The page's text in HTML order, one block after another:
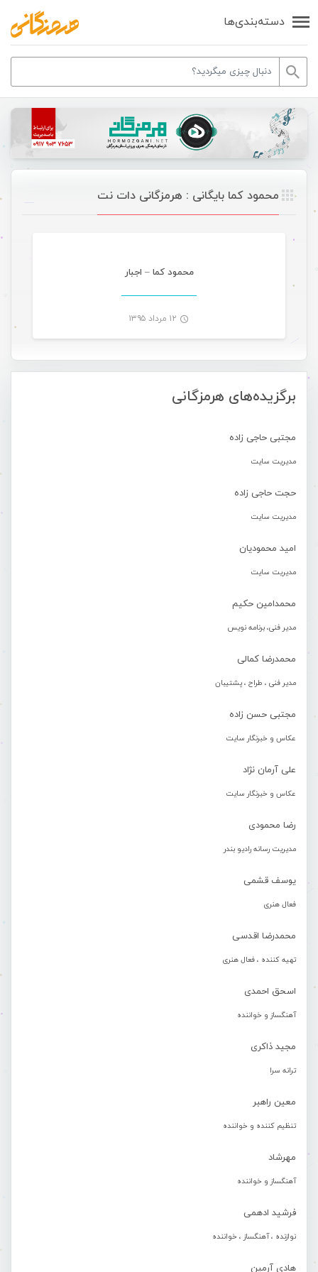
دسته‌بندی‌ها
برگزیده‌های هرمزگانی
مجتبی حاجی زاده
مدیریت سایت
حجت حاجی زاده
مدیریت سایت
امید محمودیان
مدیریت سایت
محمدامین حکیم
مدیر فنی، برنامه نویس
محمدرضا کمالی
مدیر فنی ، طراح ، پشتیبان
مجتبی حسن زاده
عکاس و خبرنگار سایت
علی آرمان نژاد
عکاس و خبرنگار سایت
رضا محمودی
مدیریت رسانه رادیو بندر
یوسف قشمی
فعال هنری
محمدرضا اقدسی
تهیه کننده ، فعال هنری
اسحق احمدی
آهنگساز و خواننده
مجید ذاکری
ترانه سرا
معین راهبر
تنظیم کننده و خواننده
مهرشاد
آهنگساز و خواننده
فرشید ادهمی
نوازنده ، آهنگساز ، خواننده
هادی آرمین
محمود کما بایگانی : هرمزگانی دات نت
محمود کما – اجبار
۱۲ مرداد ۱۳۹۵